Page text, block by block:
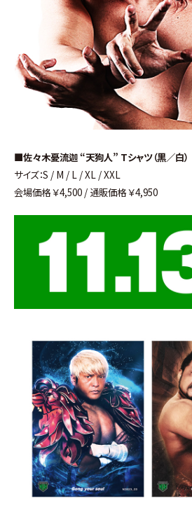
■佐々木憂流迦 “天狗人” Tシャツ（黒／白）
サイズ：S / M / L / XL / XXL
会場価格 ￥4,500 / 通販価格 ￥4,950